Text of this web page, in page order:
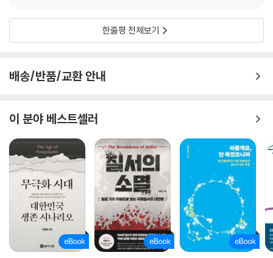
한줄평 전체보기
배송/반품/교환 안내
이 분야 베스트셀러